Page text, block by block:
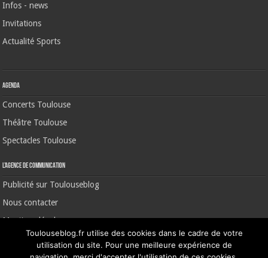
Infos - news
Invitations
Actualité Sports
Agenda
Concerts Toulouse
Théâtre Toulouse
Spectacles Toulouse
L’agence de communication
Publicité sur Toulouseblog
Nous contacter
Mentions légales
Toulouseblog.fr utilise des cookies dans le cadre de votre
utilisation du site. Pour une meilleure expérience de